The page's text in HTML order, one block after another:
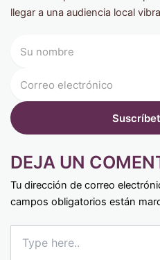
llegar a una audiencia local
DEJA UN
Tu dirección de correo
campos obligatorios están
here..